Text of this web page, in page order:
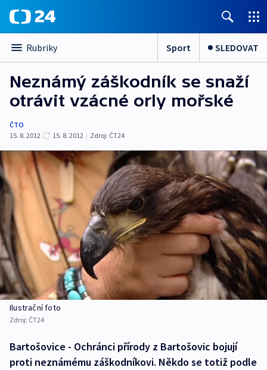
Rubriky Sport SLEDOVAT
Neznámý záškodník se snaží
otrávit vzácné orly mořské
ČTO
15. 8. 2012
15. 8. 2012 | Zdroj: ČT24
Ilustrační foto
Zdroj: ČT24
Bartošovice - Ochránci přírody z Bartošovic bojují
proti neznámému záškodníkovi. Někdo se totiž podle